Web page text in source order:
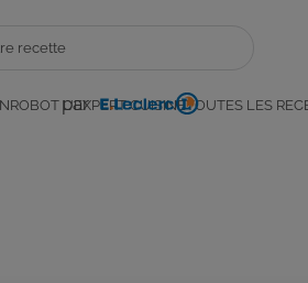
par
E.
ROBOT L'EXPERT CUISINETOUTES LES